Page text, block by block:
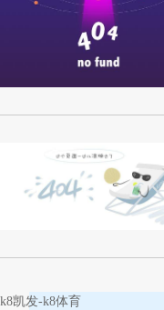
k8凯发-k8体育